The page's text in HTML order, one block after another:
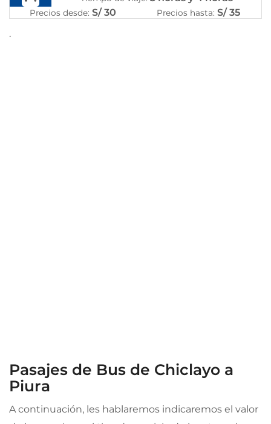
Precios desde: S/ 30 Precios hasta: S/ 35
.
Pasajes de Bus de Chiclayo a
Piura
A continuación, les hablaremos indicaremos el valor